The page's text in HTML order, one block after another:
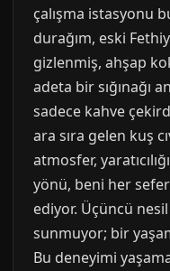
çalışma istasyonu
durağım, eski
gizlenmiş, ahşap
adeta bir sığınağı
sadece kahve
ara sıra gelen kuş
atmosfer,
yönü, beni her
ediyor. Üçüncü
sunmuyor; bir
Bu deneyimi